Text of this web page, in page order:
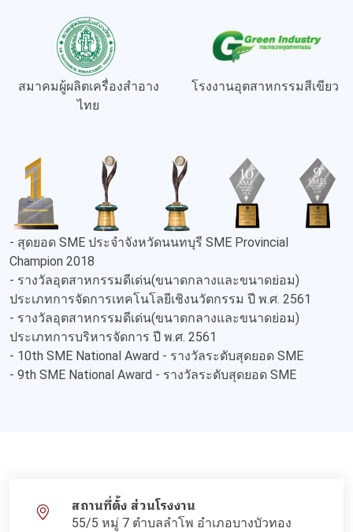
สมาคมผู้ผลิตเครื่องสำอาง
ไทย
โรงงานอุตสาหกรรมสีเขียว
- สุดยอด SME ประจำจังหวัดนนทบุรี SME Provincial
Champion 2018
- รางวัลอุตสาหกรรมดีเด่น(ขนาดกลางและขนาดย่อม)
ประเภทการจัดการเทคโนโลยีเชิงนวัตกรรม ปี พ.ศ. 2561
- รางวัลอุตสาหกรรมดีเด่น(ขนาดกลางและขนาดย่อม)
ประเภทการบริหารจัดการ ปี พ.ศ. 2561
- 10th SME National Award - รางวัลระดับสุดยอด SME
- 9th SME National Award - รางวัลระดับสุดยอด SME
สถานที่ตั้ง ส่วนโรงงาน
55/5 หมู่ 7 ตำบลลำโพ อำเภอบางบัวทอง